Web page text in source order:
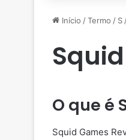
Início /Termo / S
O que é
Squid Games